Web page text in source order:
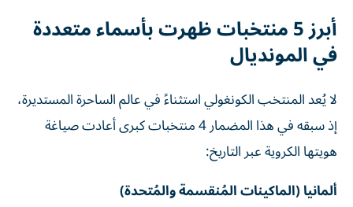
أبرز 5 منتخبات ظهرت بأسماء متعددة
في المونديال
لا يُعد المنتخب الكونغولي استثناءً في عالم الساحرة المستديرة،
إذ سبقه في هذا المضمار 4 منتخبات كبرى أعادت صياغة
هويتها الكروية عبر التاريخ:
ألمانيا (الماكينات المُنقسمة والمُتحدة)